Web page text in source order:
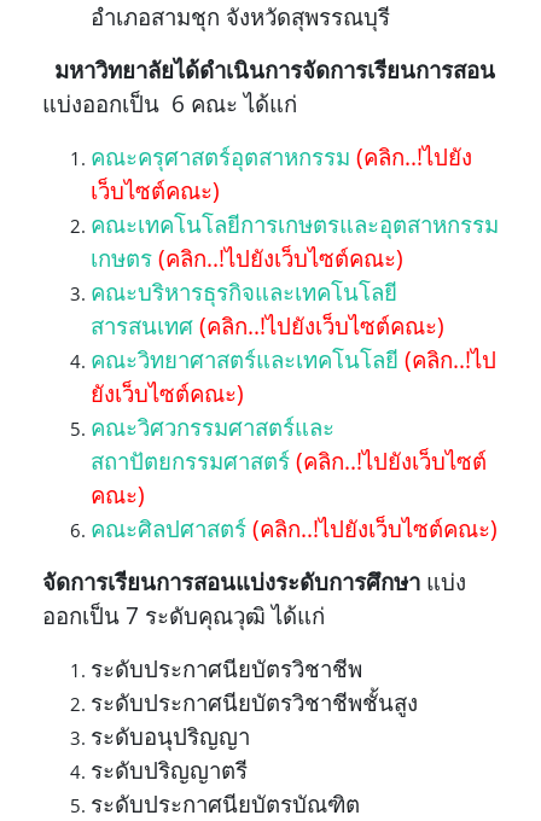
อำเภอสามชุก จังหวัดสุพรรณบุรี
มหาวิทยาลัยได้ดำเนินการจัดการเรียนการสอน
แบ่งออกเป็น 6 คณะ ได้แก่
คณะครุศาสตร์อุตสาหกรรม (คลิก..!ไปยัง
เว็บไซต์คณะ)
คณะเทคโนโลยีการเกษตรและอุตสาหกรรม
เกษตร (คลิก..!ไปยังเว็บไซต์คณะ)
คณะบริหารธุรกิจและเทคโนโลยี
สารสนเทศ (คลิก..!ไปยังเว็บไซต์คณะ)
คณะวิทยาศาสตร์และเทคโนโลยี (คลิก..!ไป
ยังเว็บไซต์คณะ)
คณะวิศวกรรมศาสตร์และ
สถาปัตยกรรมศาสตร์ (คลิก..!ไปยังเว็บไซต์
คณะ)
คณะศิลปศาสตร์ (คลิก..!ไปยังเว็บไซต์คณะ)
จัดการเรียนการสอนแบ่งระดับการศึกษา แบ่ง
ออกเป็น 7 ระดับคุณวุฒิ ได้แก่
ระดับประกาศนียบัตรวิชาชีพ
ระดับประกาศนียบัตรวิชาชีพชั้นสูง
ระดับอนุปริญญา
ระดับปริญญาตรี
ระดับประกาศนียบัตรบัณฑิต